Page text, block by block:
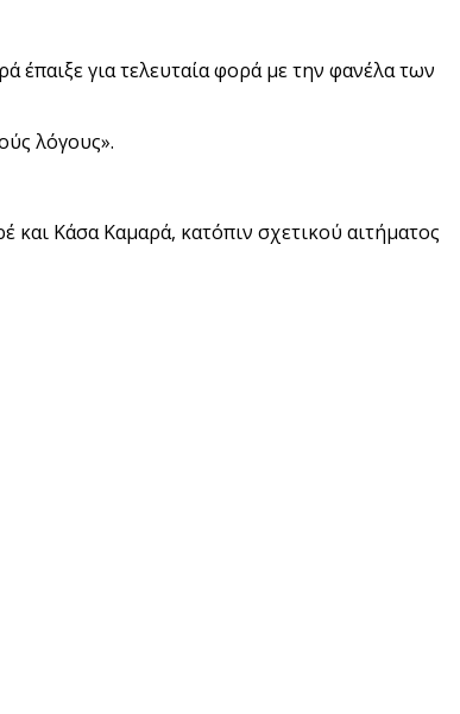
έπαιξε για τελευταία φορά με την φανέλα των
λόγους».
και Κάσα Καμαρά, κατόπιν σχετικού αιτήματος